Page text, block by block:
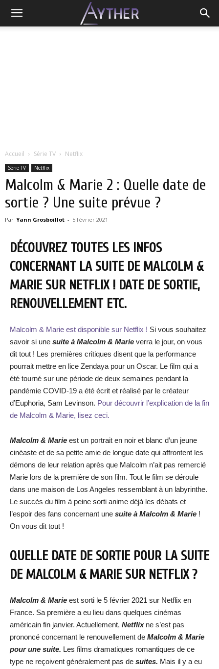
Accueil Série TV Netflix
Série TV Netflix
Malcolm & Marie 2 : Quelle date de
sortie ? Une suite prévue ?
Par Yann Grosboillot - 5 février 2021
DÉCOUVREZ TOUTES LES INFOS
CONCERNANT LA SUITE DE MALCOLM &
MARIE SUR NETFLIX ! DATE DE SORTIE,
RENOUVELLEMENT ETC.
Malcolm & Marie est disponible sur Netflix ! Si vous souhaitez
savoir si une suite à Malcolm & Marie verra le jour, on vous
dit tout ! Les premières critiques disent que la performance
pourrait mettre en lice Zendaya pour un Oscar. Le film qui a
été tourné sur une période de deux semaines pendant la
pandémie COVID-19 a été écrit et réalisé par le créateur
d’Euphoria, Sam Levinson. Pour découvrir l’explication de la fin
de Malcolm & Marie, lisez ceci.
Malcolm & Marie est un portrait en noir et blanc d’un jeune
cinéaste et de sa petite amie de longue date qui affrontent les
démons de leur relation après que Malcolm n’ait pas remercié
Marie lors de la première de son film. Tout le film se déroule
dans une maison de Los Angeles ressemblant à un labyrinthe.
Le succès du film à peine sorti anime déjà les débats et
l’espoir des fans concernant une suite à Malcolm & Marie !
On vous dit tout !
QUELLE DATE DE SORTIE POUR LA SUITE
DE MALCOLM & MARIE SUR NETFLIX ?
Malcolm & Marie est sorti le 5 février 2021 sur Netflix en
France. Sa première a eu lieu dans quelques cinémas
américain fin janvier. Actuellement, Netflix ne s’est pas
prononcé concernant le renouvellement de Malcolm & Marie
pour une suite. Les films dramatiques romantiques de ce
type ne reçoivent généralement pas de suites. Mais il y a eu